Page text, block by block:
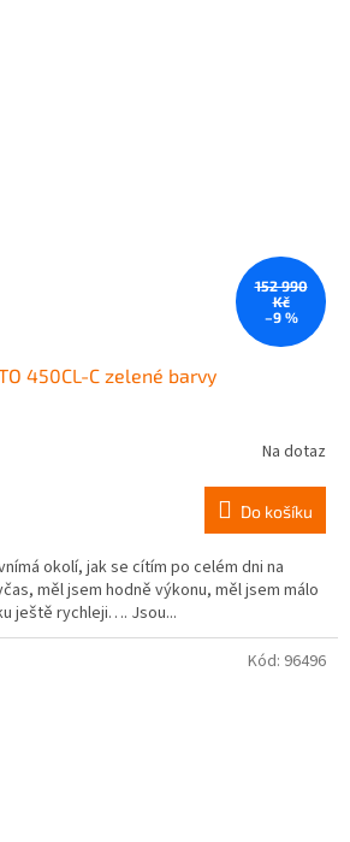
152 990
Kč
–9 %
450CL-C zelené barvy
Na dotaz
Do košíku
okolí, jak se cítím po celém dni na
měl jsem hodně výkonu, měl jsem málo
ještě rychleji…. Jsou...
Kód: 96496